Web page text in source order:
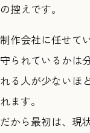
の控えです。
制作会社に任せて
守られているかは
れる人が少ないほ
れます。
だから最初は、現